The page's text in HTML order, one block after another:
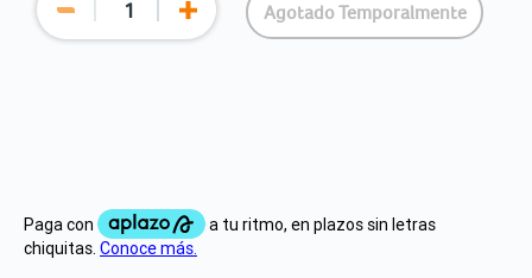
Agotado Temporalmente